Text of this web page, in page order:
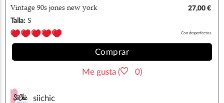
Vintage 90s jones new york
27,00 €
Talla: S
Con desperfectos
Comprar
Me gusta ( 0)
siichic